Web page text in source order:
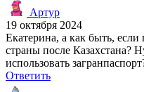
Артур
19 октября 2024
Екатерина, а как быть,
страны после Казахстана?
использовать
Ответить